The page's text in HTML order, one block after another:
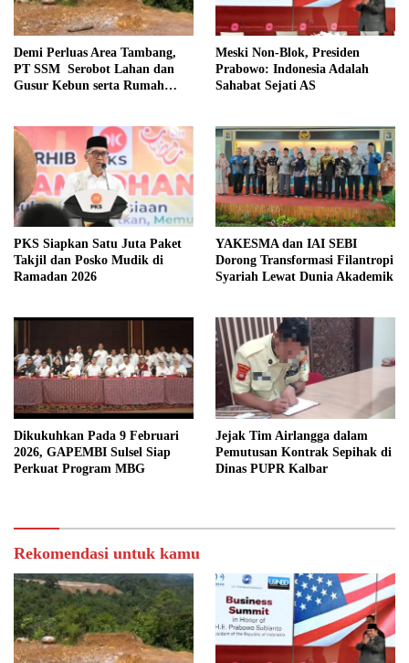
Demi Perluas Area Tambang,
PT SSM Serobot Lahan dan
Gusur Kebun serta Rumah
Meski Non-Blok, Presiden
Prabowo: Indonesia Adalah
Sahabat Sejati AS
PKS Siapkan Satu Juta Paket
Takjil dan Posko Mudik di
Ramadan 2026
YAKESMA dan IAI SEBI
Dorong Transformasi Filantropi
Syariah Lewat Dunia Akademik
Dikukuhkan Pada 9 Februari
2026, GAPEMBI Sulsel Siap
Perkuat Program MBG
Jejak Tim Airlangga dalam
Pemutusan Kontrak Sepihak di
Dinas PUPR Kalbar
Rekomendasi untuk kamu